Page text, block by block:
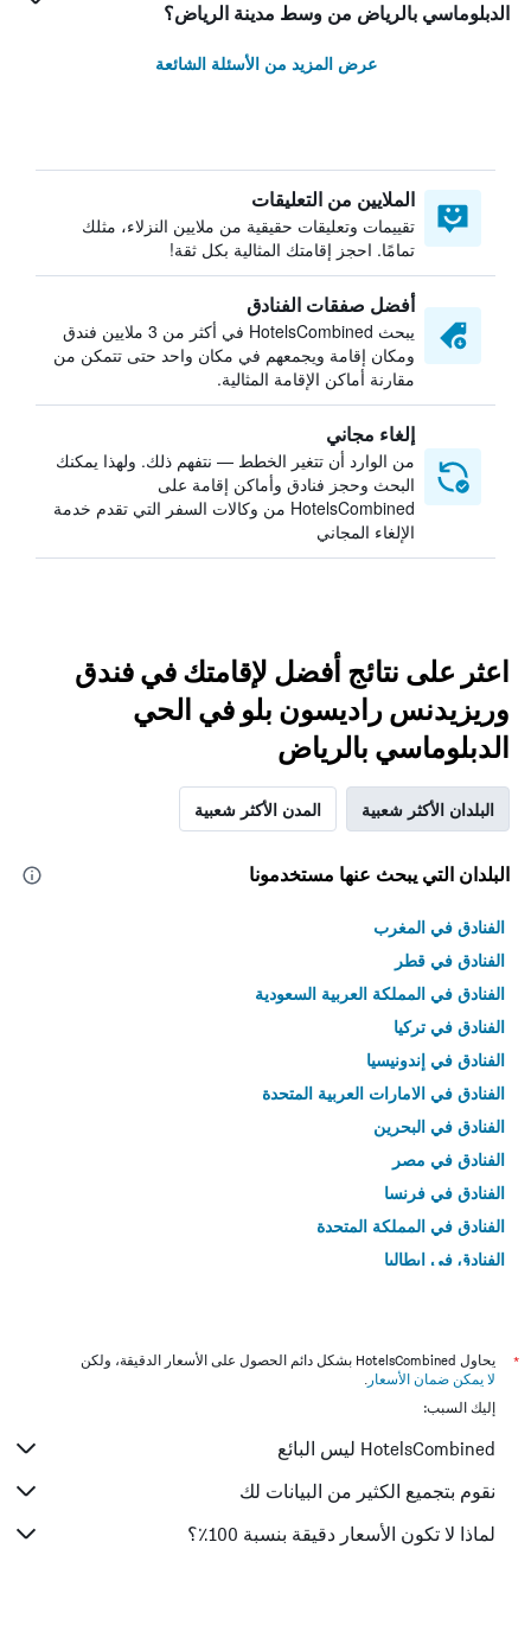
الدبلوماسي بالرياض من وسط مدينة الرياض؟
عرض المزيد من الأسئلة الشائعة
الملايين من التعليقات
تقييمات وتعليقات حقيقية من ملايين النزلاء، مثلك
تمامًا. احجز إقامتك المثالية بكل ثقة!
أفضل صفقات الفنادق
يبحث HotelsCombined في أكثر من 3 ملايين فندق
ومكان إقامة ويجمعهم في مكان واحد حتى تتمكن من
مقارنة أماكن الإقامة المثالية.
إلغاء مجاني
من الوارد أن تتغير الخطط — نتفهم ذلك. ولهذا يمكنك
البحث وحجز فنادق وأماكن إقامة على
HotelsCombined من وكالات السفر التي تقدم خدمة
الإلغاء المجاني
اعثر على نتائج أفضل لإقامتك في فندق
وريزيدنس راديسون بلو في الحي
الدبلوماسي بالرياض
البلدان الأكثر شعبية المدن الأكثر شعبية
البلدان التي يبحث عنها مستخدمونا
الفنادق في المغرب
الفنادق في قطر
الفنادق في المملكة العربية السعودية
الفنادق في تركيا
الفنادق في إندونيسيا
الفنادق في الامارات العربية المتحدة
الفنادق في البحرين
الفنادق في مصر
الفنادق في فرنسا
الفنادق في المملكة المتحدة
الفنادق في إيطاليا
*
يحاول HotelsCombined بشكل دائم الحصول على الأسعار الدقيقة، ولكن
لا يمكن ضمان الأسعار .
إليك السبب:
HotelsCombined ليس البائع
نقوم بتجميع الكثير من البيانات لك
لماذا لا تكون الأسعار دقيقة بنسبة 100٪؟